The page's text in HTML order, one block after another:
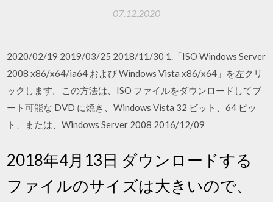
07.12.2020
2020/02/19 2019/03/25 2018/11/30 1.「ISO Windows Server
2008 x86/x64/ia64 および Windows Vista x86/x64」を左クリ
ックします。この方法は、ISO ファイルをダウンロードしてブ
ート可能な DVD に焼き、Windows Vista 32 ビット、64 ビッ
ト、または、Windows Server 2008 2016/12/09
2018年4月13日 ダウンロードする
ファイルのサイズは大きいので、